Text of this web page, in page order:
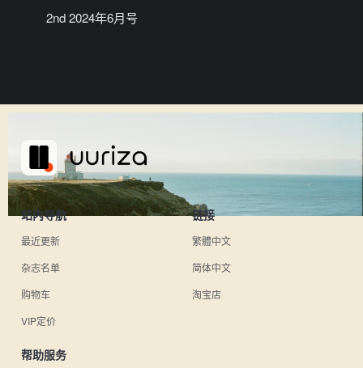
2nd 2024年6月号
站内导航
最近更新
杂志名单
购物车
VIP定价
链接
繁體中文
简体中文
淘宝店
帮助服务